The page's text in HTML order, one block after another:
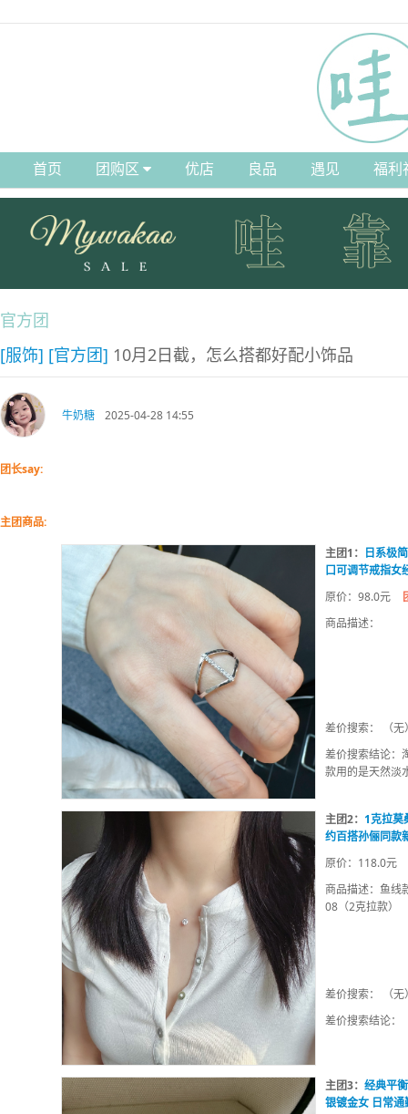
首页 团购区 优店 良品 遇见 福利
官方团
[服饰] [官方团] 10月2日截，怎么搭都好配小饰品
牛奶糖 2025-04-28 14:55
团长say:
主团商品:
主团1： 日系极
口可调节戒指女
原价：98.0元
商品描述：
差价搜索： （无
差价搜索结论：
款用的是天然淡
主团2： 1克拉莫
约百搭孙俪同款
原价：118.0元
商品描述：鱼线
08（2克拉款）
差价搜索： （无
差价搜索结论：
主团3： 经典平
银镀金女 日常通